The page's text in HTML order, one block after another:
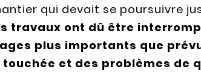
qui devait se poursuivre
travaux ont dû être
plus importants que
et des problèmes de